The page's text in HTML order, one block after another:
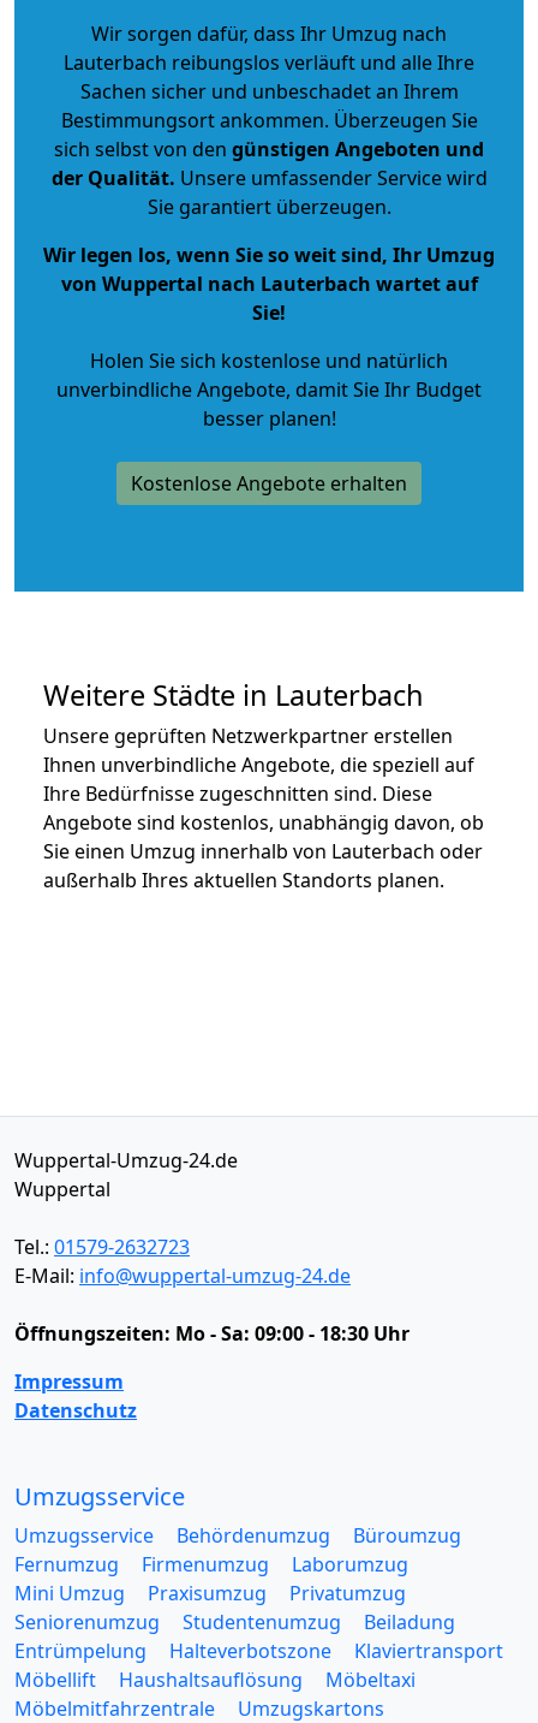
Wir sorgen dafür, dass Ihr Umzug nach
Lauterbach reibungslos verläuft und alle Ihre
Sachen sicher und unbeschadet an Ihrem
Bestimmungsort ankommen. Überzeugen Sie
sich selbst von den günstigen Angeboten und
der Qualität. Unsere umfassender Service wird
Sie garantiert überzeugen.
Wir legen los, wenn Sie so weit sind, Ihr Umzug
von Wuppertal nach Lauterbach wartet auf
Sie!
Holen Sie sich kostenlose und natürlich
unverbindliche Angebote, damit Sie Ihr Budget
besser planen!
Kostenlose Angebote erhalten
Weitere Städte in Lauterbach
Unsere geprüften Netzwerkpartner erstellen
Ihnen unverbindliche Angebote, die speziell auf
Ihre Bedürfnisse zugeschnitten sind. Diese
Angebote sind kostenlos, unabhängig davon, ob
Sie einen Umzug innerhalb von Lauterbach oder
außerhalb Ihres aktuellen Standorts planen.
Wuppertal-Umzug-24.de
Wuppertal
Tel.: 01579-2632723
E-Mail: info@wuppertal-umzug-24.de
Öffnungszeiten: Mo - Sa: 09:00 - 18:30 Uhr
Impressum
Datenschutz
Umzugsservice
Umzugsservice Behördenumzug
Büroumzug
Fernumzug
Firmenumzug
Laborumzug
Mini Umzug
Praxisumzug
Privatumzug
Seniorenumzug
Studentenumzug
Beiladung
Entrümpelung
Halteverbotszone
Klaviertransport
Möbellift
Haushaltsauflösung
Möbeltaxi
Möbelmitfahrzentrale
Umzugskartons